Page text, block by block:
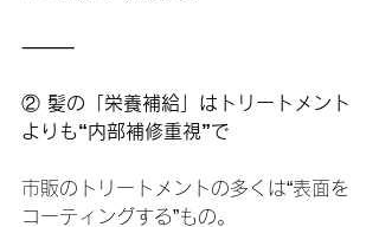
⸻
② 髪の「栄養補給」はトリートメント
よりも“内部補修重視”で
市販のトリートメントの多くは“表面を
コーティングする”もの。